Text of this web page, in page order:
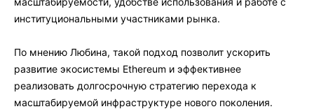
институциональными участниками рынка.
По мнению Любина, такой подход позволит ускорить
развитие экосистемы Ethereum и эффективнее
реализовать долгосрочную стратегию перехода к
масштабируемой инфраструктуре нового поколения.